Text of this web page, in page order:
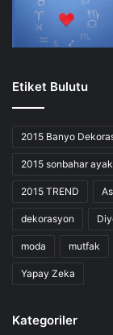
Etiket Bulutu
2015 Banyo
2015 sonbahar
2015 TREND
dekorasyon
moda mutfak
Yapay Zeka
Kategoriler